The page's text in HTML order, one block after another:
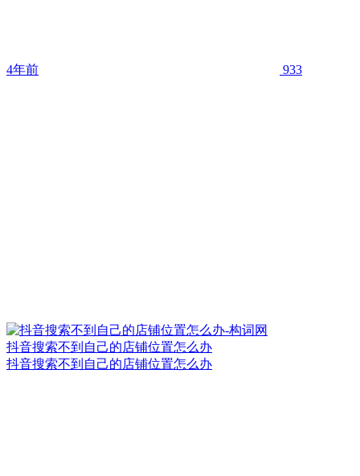
4年前 933
抖音搜索不到自己的店铺位置怎么办
抖音搜索不到自己的店铺位置怎么办